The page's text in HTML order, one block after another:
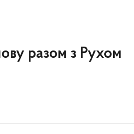
разом з Рухом